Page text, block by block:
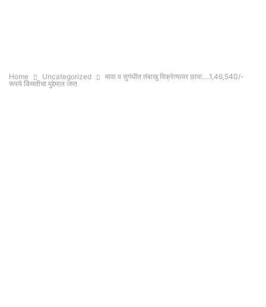
Home Uncategorized
मावा व सुगंधीत तंबाखु विक्रेत्यावर छापा….1,46,540/-
रूपये किंमतीचा मुद्देमाल जप्त